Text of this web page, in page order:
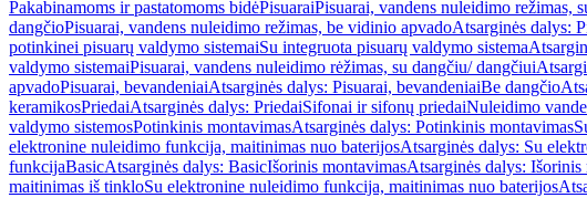
Pakabinamoms ir pastatomoms bidėPisuaraiPisuarai, vandens nuleidimo režimas,
dangčioPisuarai, vandens nuleidimo režimas, be vidinio apvadoAtsarginės dalys:
potinkinei pisuarų valdymo sistemaiSu integruota pisuarų valdymo sistema
valdymo sistemaiPisuarai, vandens nuleidimo rėžimas, su dangčiu/ dangčiui
apvadoPisuarai, bevandeniaiAtsarginės dalys: Pisuarai, bevandeniaiBe dangčio
keramikosPriedaiAtsarginės dalys: PriedaiSifonai ir sifonų priedaiNuleidimo
valdymo sistemosPotinkinis montavimasAtsarginės dalys: Potinkinis montavimas
elektronine nuleidimo funkcija, maitinimas nuo baterijosAtsarginės dalys: Su
funkcijaBasicAtsarginės dalys: BasicIšorinis montavimasAtsarginės dalys: Išorinis
maitinimas iš tinkloSu elektronine nuleidimo funkcija, maitinimas nuo baterijos